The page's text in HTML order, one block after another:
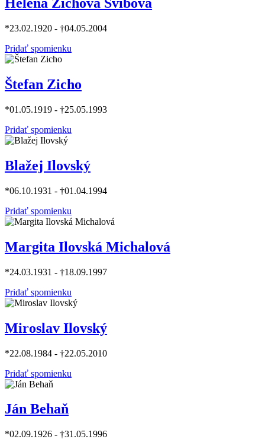
Helena Zichová Svíbová
*23.02.1920 - †04.05.2004
Pridať spomienku
Štefan Zicho
*01.05.1919 - †25.05.1993
Pridať spomienku
Blažej Ilovský
*06.10.1931 - †01.04.1994
Pridať spomienku
Margita Ilovská Michalová
*24.03.1931 - †18.09.1997
Pridať spomienku
Miroslav Ilovský
*22.08.1984 - †22.05.2010
Pridať spomienku
Ján Behaň
*02.09.1926 - †31.05.1996